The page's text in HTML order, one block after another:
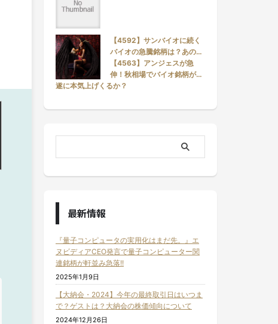
【4592】サンバイオに続く
バイオの急騰銘柄は？あの…
【4563】アンジェスが急
伸！秋相場でバイオ銘柄が…
遂に本気上げくるか？
最新情報
『量子コンピュータの実用化はまだ先。』エ
ヌビディアCEO発言で量子コンピューター関
連銘柄が軒並み急落!!
2025年1月9日
【大納会・2024】今年の最終取引日はいつま
で？ゲストは？大納会の株価傾向について
2024年12月26日